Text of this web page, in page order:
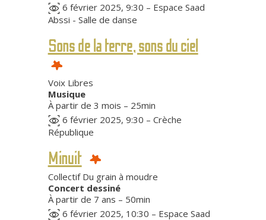
6 février 2025, 9:30 – Espace Saad
Abssi - Salle de danse
Sons de la terre, sons du ciel
Voix Libres
Musique
À partir de 3 mois – 25min
6 février 2025, 9:30 – Crèche
République
Minuit
Collectif Du grain à moudre
Concert dessiné
À partir de 7 ans – 50min
6 février 2025, 10:30 – Espace Saad